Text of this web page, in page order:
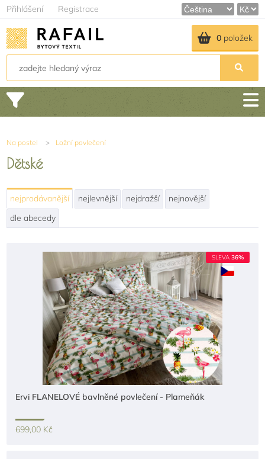
Přihlášení Registrace
0položek
Na postel > Ložní povlečení
Dětské
nejprodávanější nejlevnější nejdražší
nejnovější
dle abecedy
SLEVA 36%
Ervi FLANELOVÉ bavlněné povlečení - Plameňák
699,00 Kč